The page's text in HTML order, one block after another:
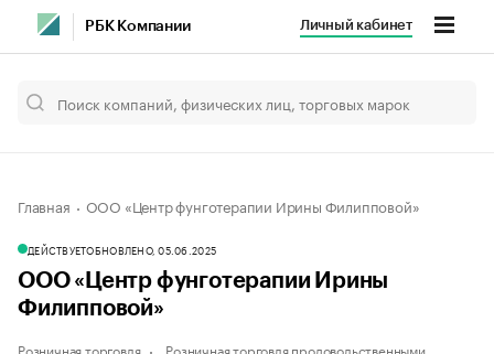
РБК Компании Личный кабинет
Главная ООО «Центр фунготерапии Ирины Филипповой»
ДЕЙСТВУЕТОБНОВЛЕНО, 05.06.2025
ООО «Центр фунготерапии Ирины
Филипповой»
Розничная торговля
Розничная торговля продовольственными